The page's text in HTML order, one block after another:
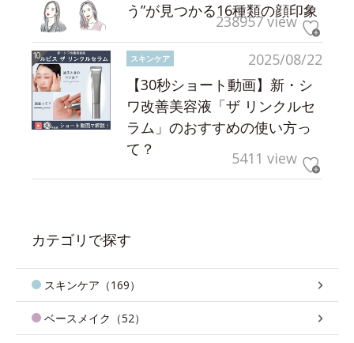
う”が見つかる16種類の顔印象
238957 view
2025/08/22
スキンケア
【30秒ショート動画】新・シ
ワ改善美容液「ザ リンクルセ
ラム」のおすすめの使い方っ
て？
5411 view
カテゴリで探す
スキンケア（169）
ベースメイク（52）